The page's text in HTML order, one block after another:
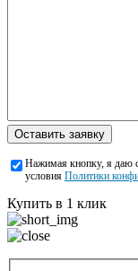
Оставить заявку
Нажимая кнопку, я даю
условия Политики
Купить в 1 клик